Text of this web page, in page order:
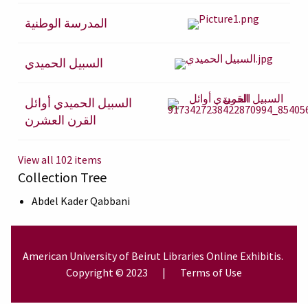
المدرسة الوطنية
السبيل الحميدي
السبيل الحميدي أوائل
القرن العشرن
View all 102 items
Collection Tree
Abdel Kader Qabbani
American University of Beirut Libraries Online Exhibitis.
Copyright © 2023
| Terms of Use